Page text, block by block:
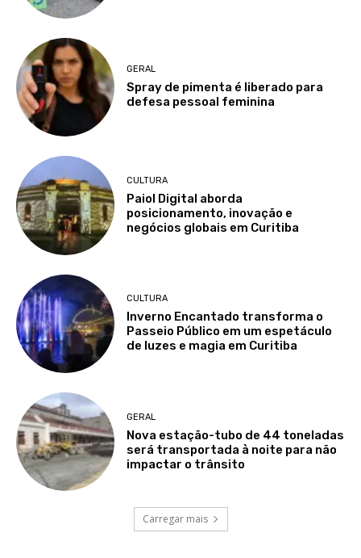
GERAL
Spray de pimenta é liberado para
defesa pessoal feminina
CULTURA
Paiol Digital aborda
posicionamento, inovação e
negócios globais em Curitiba
CULTURA
Inverno Encantado transforma o
Passeio Público em um espetáculo
de luzes e magia em Curitiba
GERAL
Nova estação-tubo de 44 toneladas
será transportada à noite para não
impactar o trânsito
Carregar mais